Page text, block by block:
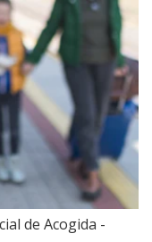
de Acogida -